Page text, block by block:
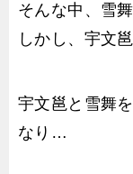
そんな中、雪
しかし、宇文
宇文邕と雪舞
なり…